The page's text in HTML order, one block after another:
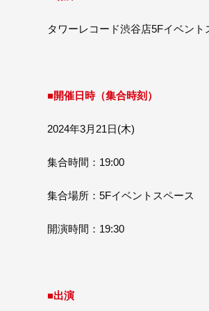
タワーレコード渋谷店5Fイベント
■開催日時（集合時刻）
2024年3月21日(木)
集合時間：19:00
集合場所：5Fイベントスペース
開演時間：19:30
■出演